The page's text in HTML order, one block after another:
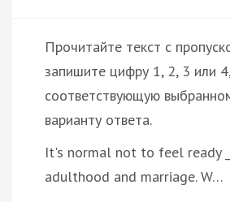
Прочитайте текст с
запишите цифру 1, 2, 3 или 4,
соответствующую
варианту ответа.
It's normal not to feel ready
adulthood and marriage. W…